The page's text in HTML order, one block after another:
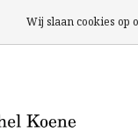
Wij slaan cookies op